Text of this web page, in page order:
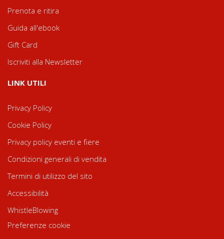
Prenota e ritira
Guida all'ebook
Gift Card
Iscriviti alla Newsletter
LINK UTILI
Privacy Policy
Cookie Policy
Privacy policy eventi e fiere
Condizioni generali di vendita
Termini di utilizzo del sito
Accessibilità
WhistleBlowing
Preferenze cookie